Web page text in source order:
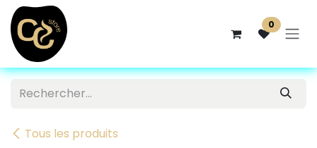
Se rendre au contenu
0
Tous les produits